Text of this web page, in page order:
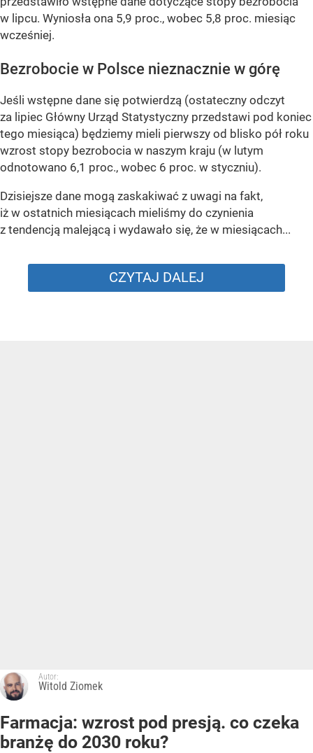
w lipcu. Wyniosła ona 5,9 proc., wobec 5,8 proc. miesiąc
wcześniej.
Bezrobocie w Polsce nieznacznie w górę
Jeśli wstępne dane się potwierdzą (ostateczny odczyt
za lipiec Główny Urząd Statystyczny przedstawi pod koniec
tego miesiąca) będziemy mieli pierwszy od blisko pół roku
wzrost stopy bezrobocia w naszym kraju (w lutym
odnotowano 6,1 proc., wobec 6 proc. w styczniu).
Dzisiejsze dane mogą zaskakiwać z uwagi na fakt,
iż w ostatnich miesiącach mieliśmy do czynienia
z tendencją malejącą i wydawało się, że w miesiącach...
CZYTAJ DALEJ
Autor:
Witold Ziomek
Farmacja: wzrost pod presją. co czeka
branżę do 2030 roku?